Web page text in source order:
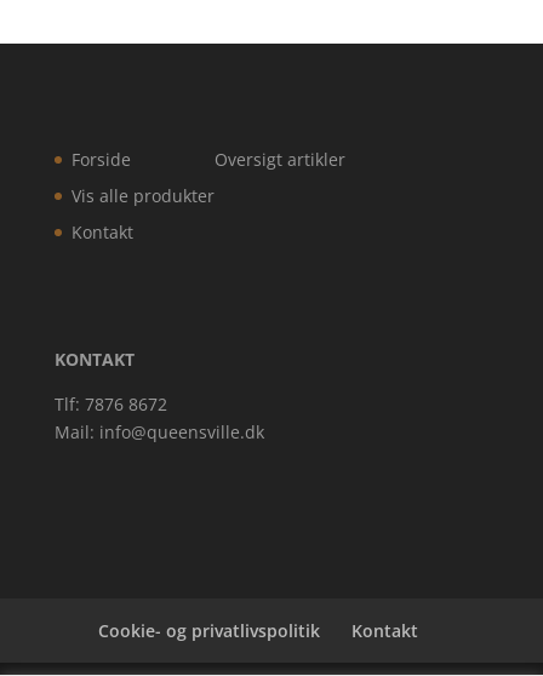
Forside
Vis alle produkter
Kontakt
Oversigt artikler
KONTAKT
Tlf: 7876 8672
Mail: info@queensville.dk
Cookie- og privatlivspolitik Kontakt